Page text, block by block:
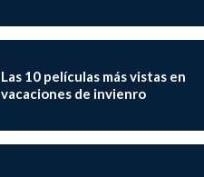
Las 10 películas más vistas en
vacaciones de invienro